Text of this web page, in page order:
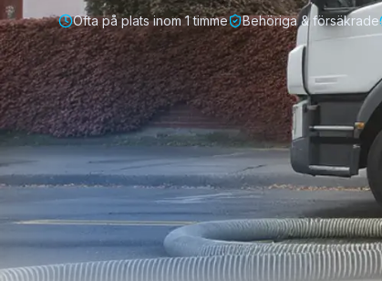
Ofta på plats inom 1 timme Behöriga & försäkrade